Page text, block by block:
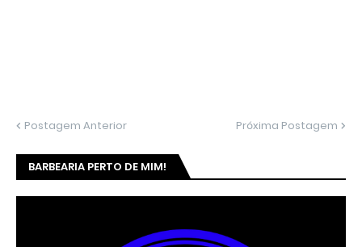
Postagem Anterior Próxima Postagem
BARBEARIA PERTO DE MIM!